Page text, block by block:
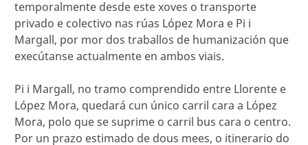
temporalmente desde este xoves o transporte
privado e colectivo nas rúas López Mora e Pi i
Margall, por mor dos traballos de humanización que
execútanse actualmente en ambos viais.
Pi i Margall, no tramo comprendido entre Llorente e
López Mora, quedará cun único carril cara a López
Mora, polo que se suprime o carril bus cara o centro.
Por un prazo estimado de dous mees, o itinerario do